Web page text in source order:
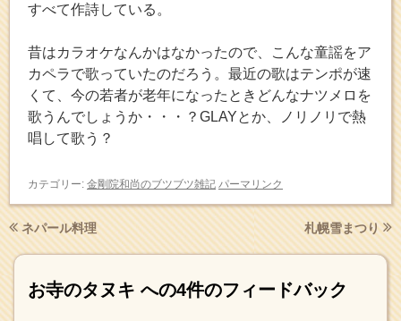
すべて作詩している。
昔はカラオケなんかはなかったので、こんな童謡をア
カペラで歌っていたのだろう。最近の歌はテンポが速
くて、今の若者が老年になったときどんなナツメロを
歌うんでしょうか・・・？GLAYとか、ノリノリで熱
唱して歌う？
カテゴリー: 金剛院和尚のブツブツ雑記 パーマリンク
ネパール料理 札幌雪まつり
お寺のタヌキ への4件のフィードバック